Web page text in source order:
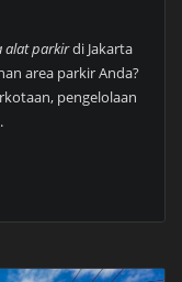
alat parkirdi Jakarta
area parkir Anda?
pengelolaan